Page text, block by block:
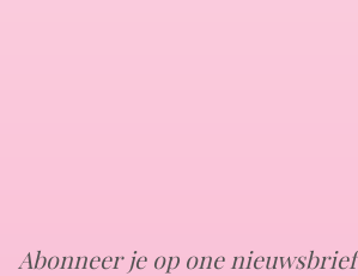
Abonneer je op one nieuwsbrief